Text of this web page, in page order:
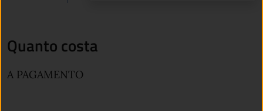
Quanto costa
A PAGAMENTO